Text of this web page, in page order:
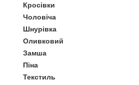
Кросівки
Чоловіча
Шнурівка
Оливковий
Замша
Піна
Текстиль